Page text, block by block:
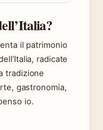
il patrimonio
radicate
tradizione
gastronomia,
io.